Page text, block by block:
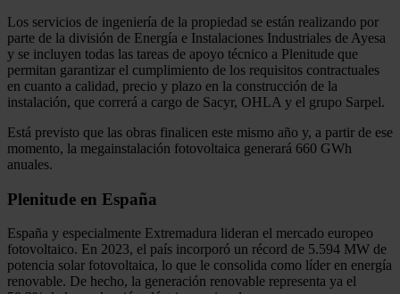
Los servicios de ingeniería de la propiedad se están realizando por
parte de la división de Energía e Instalaciones Industriales de Ayesa
y se incluyen todas las tareas de apoyo técnico a Plenitude que
permitan garantizar el cumplimiento de los requisitos contractuales
en cuanto a calidad, precio y plazo en la construcción de la
instalación, que correrá a cargo de Sacyr, OHLA y el grupo Sarpel.
Está previsto que las obras finalicen este mismo año y, a partir de ese
momento, la megainstalación fotovoltaica generará 660 GWh
anuales.
Plenitude en España
España y especialmente Extremadura lideran el mercado europeo
fotovoltaico. En 2023, el país incorporó un récord de 5.594 MW de
potencia solar fotovoltaica, lo que le consolida como líder en energía
renovable. De hecho, la generación renovable representa ya el